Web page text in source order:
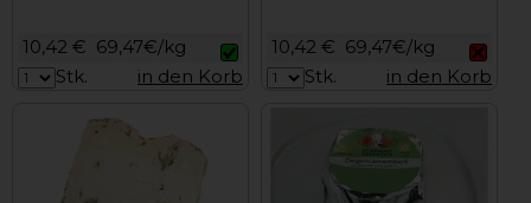
10,42 € 69,47€/kg
Stk.
in den Korb
10,42 € 69,47€/kg
Stk.
in den Korb